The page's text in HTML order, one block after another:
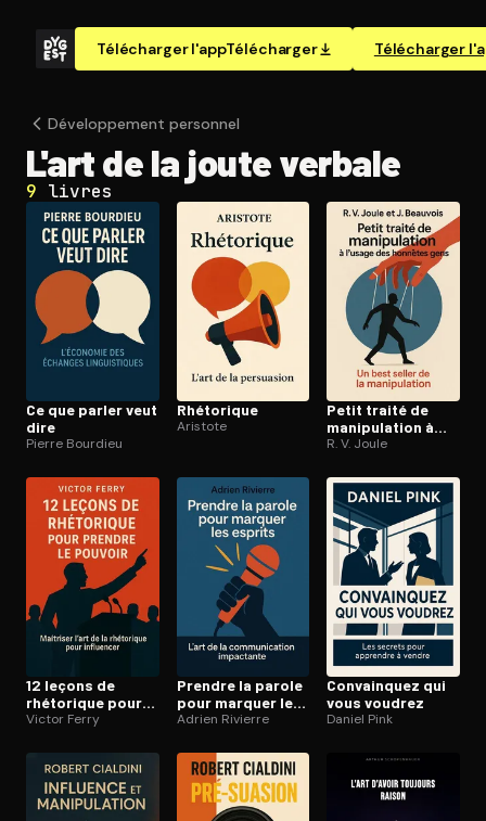
Télécharger l'appTélécharger Télécharger
Ouvre l'app Appareil photo, pointe sur le code. C'est gratuit à
Dé­ve­lop­pe­ment personnel
L'art de la joute verbale
9 livres
Ce que parler veut
dire
Pierre Bourdieu
Rhétorique
Aristote
Petit traité de
ma­ni­pu­la­tion à
l’usage des
R. V. Joule
12 leçons de
rhétorique pour
prendre le
Victor Ferry
Prendre la parole
pour marquer les
esprits
Adrien Rivierre
Convainquez qui
vous voudrez
Daniel Pink